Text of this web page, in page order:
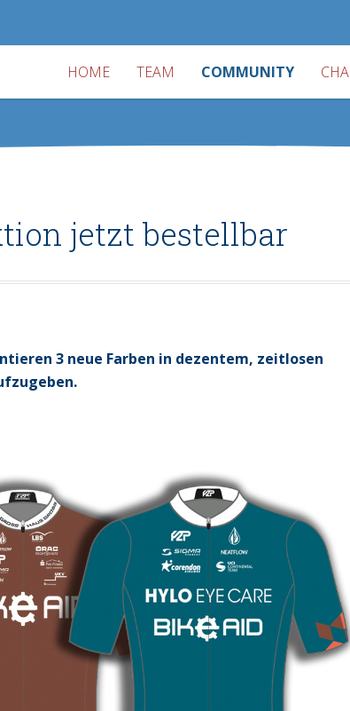
HOME TEAM COMMUNITY
jetzt bestellbar
3 neue Farben in dezentem, zeitlosen